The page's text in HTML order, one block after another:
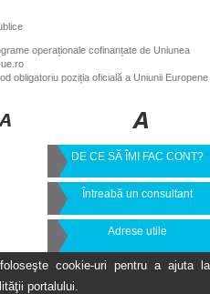
operaționale cofinanțate de Uniunea
obligatoriu poziția oficială a Uniunii Europene
DE CE SĂ ÎMI FAC CONT?
Întreabă un consultant
Adrese utile
cookie-uri pentru a ajuta la
portalului.